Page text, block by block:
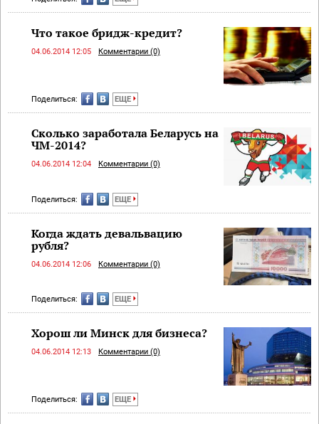
Что такое бридж-кредит?
04.06.2014 12:05 Комментарии (0)
Поделиться: ЕЩЕ
Сколько заработала Беларусь на
ЧМ-2014?
04.06.2014 12:04 Комментарии (0)
Поделиться: ЕЩЕ
Когда ждать девальвацию
рубля?
04.06.2014 12:06 Комментарии (0)
Поделиться: ЕЩЕ
Хорош ли Минск для бизнеса?
04.06.2014 12:13 Комментарии (0)
Поделиться: ЕЩЕ